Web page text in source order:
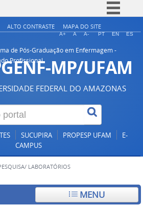
Simplifique!
Acesso à informação
Legislação
Canais
ALTO CONTRASTE MAPA DO SITE
A+ A A- PT EN ES
de Pós-Graduação em Enfermagem -
Profissional
MP/UFAM
FEDERAL DO AMAZONAS
SUCUPIRA PROPESP UFAM
E-
CAMPUS
LABORATÓRIOS
MENU